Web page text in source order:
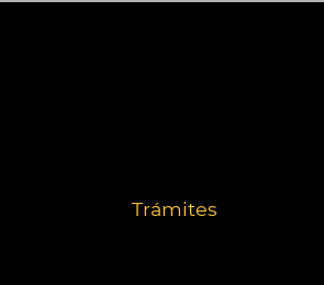
Trámites